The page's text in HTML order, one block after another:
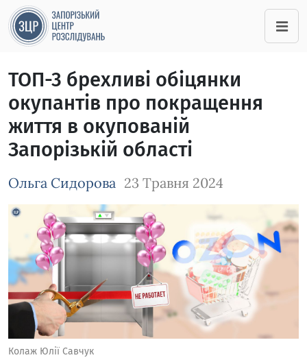
ТОП-3 брехливі обіцянки
окупантів про покращення
життя в окупованій
Запорізькій області
Ольга Сидорова 23 Травня 2024
Зображення завантажується
Колаж Юлії Савчук